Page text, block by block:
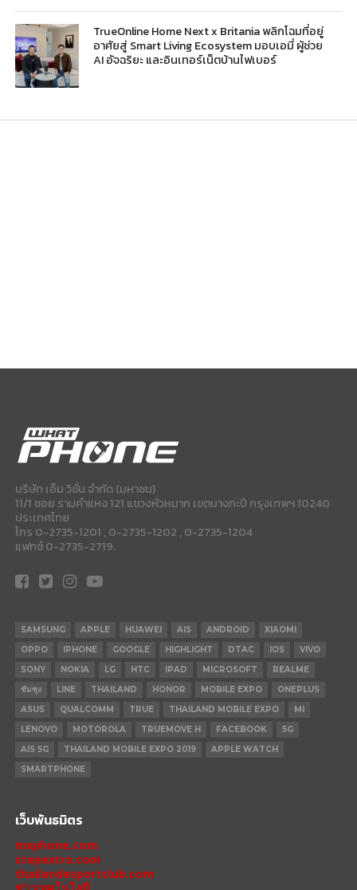
TrueOnline Home Next x Britania พลิกโฉมที่อยู่
อาศัยสู่ Smart Living Ecosystem มอบเอมี่ ผู้ช่วย
AI อัจฉริยะ และอินเทอร์เน็ตบ้านไฟเบอร์
บริษัท เอ็ม วิชั่น จำกัด (มหาชน)
11/1 ซอย รามคำแหง 121 แขวงหัวหมาก เขตบางกะปี กรุงเทพฯ 10240
ประเทศไทย
โทร 0-2735-1201 , 0-2735-1202 , 0-2735-1204
แฟกซ์ 0-2735-2719.
SAMSUNG APPLE HUAWEI AIS ANDROID
XIAOMI
OPPO
IPHONE GOOGLE HIGHLIGHT DTAC IOS
VIVO
SONY
NOKIA LG HTC IPAD MICROSOFT
REALME
ซัมซุง
LINE THAILAND HONOR MOBILE EXPO
ONEPLUS
ASUS
QUALCOMM TRUE THAILAND MOBILE EXPO
MI
LENOVO
MOTOROLA TRUEMOVE H FACEBOOK
5G
AIS 5G
THAILAND MOBILE EXPO 2019
APPLE WATCH
SMARTPHONE
เว็บพันธมิตร
mxphone.com
stepextra.com
thailandesportclub.com